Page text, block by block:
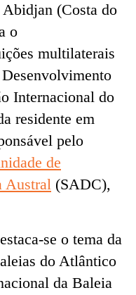
Abidjan (Costa do
o
multilaterais
Internacional do
residente em
pelo
de
Austral (SADC),
se o tema da
do Atlântico
da Baleia